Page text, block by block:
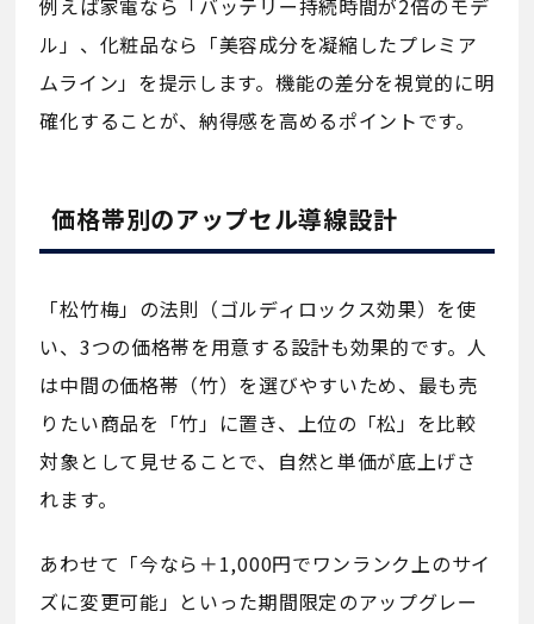
例えば家電なら「バッテリー持続時間が2倍のモデ
ル」、化粧品なら「美容成分を凝縮したプレミア
ムライン」を提示します。機能の差分を視覚的に明
確化することが、納得感を高めるポイントです。
価格帯別のアップセル導線設計
「松竹梅」の法則（ゴルディロックス効果）を使
い、3つの価格帯を用意する設計も効果的です。人
は中間の価格帯（竹）を選びやすいため、最も売
りたい商品を「竹」に置き、上位の「松」を比較
対象として見せることで、自然と単価が底上げさ
れます。
あわせて「今なら＋1,000円でワンランク上のサイ
ズに変更可能」といった期間限定のアップグレー